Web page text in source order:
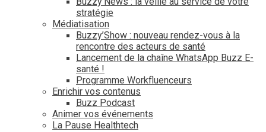
stratégie
Médiatisation
Buzzy’Show : nouveau rendez-vous à la
rencontre des acteurs de santé
Lancement de la chaîne WhatsApp Buzz E-
santé !
Programme Workfluenceurs
Enrichir vos contenus
Buzz Podcast
Animer vos événements
La Pause Healthtech